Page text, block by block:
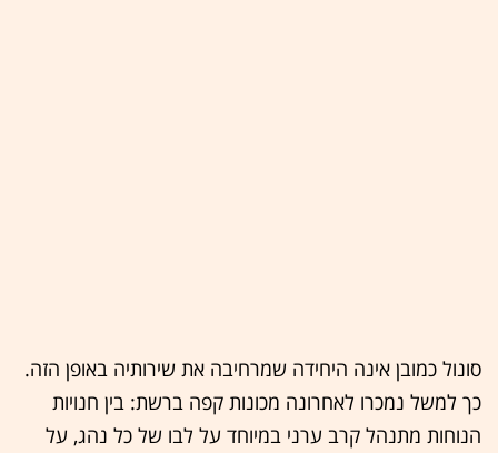
סונול כמובן אינה היחידה שמרחיבה את שירותיה באופן הזה.
כך למשל נמכרו לאחרונה מכונות קפה ברשת: בין חנויות
הנוחות מתנהל קרב ערני במיוחד על לבו של כל נהג, על